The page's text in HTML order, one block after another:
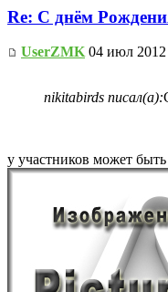
Re: С днём
UserZMK 04 июл 2012
nikitabirds писал(а):
у участников может быть